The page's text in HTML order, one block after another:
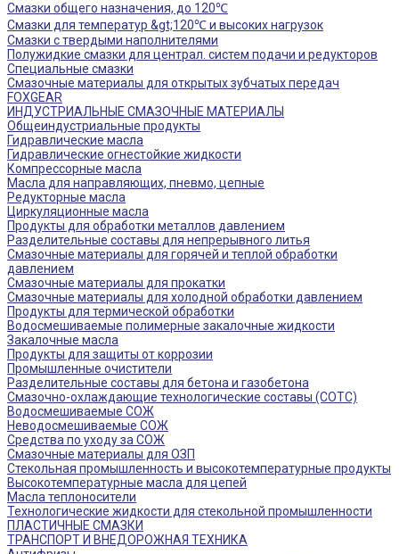
Смазки общего назначения, до 120℃
Смазки для температур &gt;120℃ и высоких нагрузок
Смазки с твердыми наполнителями
Полужидкие смазки для централ. систем подачи и редукторов
Специальные смазки
Смазочные материалы для открытых зубчатых передач
FOXGEAR
ИНДУСТРИАЛЬНЫЕ СМАЗОЧНЫЕ МАТЕРИАЛЫ
Общеиндустриальные продукты
Гидравлические масла
Гидравлические огнестойкие жидкости
Компрессорные масла
Масла для направляющих, пневмо, цепные
Редукторные масла
Циркуляционные масла
Продукты для обработки металлов давлением
Разделительные составы для непрерывного литья
Смазочные материалы для горячей и теплой обработки
давлением
Смазочные материалы для прокатки
Смазочные материалы для холодной обработки давлением
Продукты для термической обработки
Водосмешиваемые полимерные закалочные жидкости
Закалочные масла
Продукты для защиты от коррозии
Промышленные очистители
Разделительные составы для бетона и газобетона
Смазочно-охлаждающие технологические составы (СОТС)
Водосмешиваемые СОЖ
Неводосмешиваемые СОЖ
Средства по уходу за СОЖ
Смазочные материалы для ОЗП
Стекольная промышленность и высокотемпературные продукты
Высокотемпературные масла для цепей
Масла теплоносители
Технологические жидкости для стекольной промышленности
ПЛАСТИЧНЫЕ СМАЗКИ
ТРАНСПОРТ И ВНЕДОРОЖНАЯ ТЕХНИКА